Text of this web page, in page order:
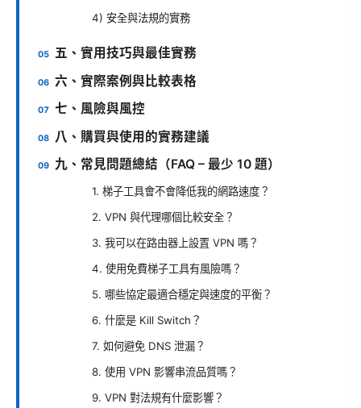
4) 安全與法規的實務
五、實用技巧與最佳實務
六、實際案例與比較表格
七、風險與風控
八、購買與使用的實務建議
九、常見問題總結（FAQ – 最少 10 題）
1. 梯子工具會不會降低我的網路速度？
2. VPN 與代理哪個比較安全？
3. 我可以在路由器上設置 VPN 嗎？
4. 使用免費梯子工具有風險嗎？
5. 哪些協定最適合穩定與速度的平衡？
6. 什麼是 Kill Switch？
7. 如何避免 DNS 泄漏？
8. 使用 VPN 影響串流品質嗎？
9. VPN 對法規有什麼影響？